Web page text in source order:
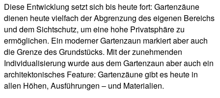
Diese Entwicklung setzt sich bis heute fort: Gartenzäune
dienen heute vielfach der Abgrenzung des eigenen Bereichs
und dem Sichtschutz, um eine hohe Privatsphäre zu
ermöglichen. Ein moderner Gartenzaun markiert aber auch
die Grenze des Grundstücks. Mit der zunehmenden
Individualisierung wurde aus dem Gartenzaun aber auch ein
architektonisches Feature: Gartenzäune gibt es heute in
allen Höhen, Ausführungen – und Materialien.